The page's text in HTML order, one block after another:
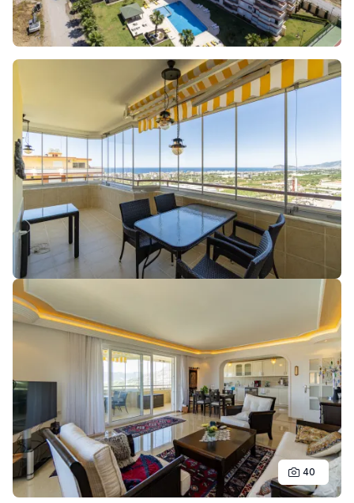
40